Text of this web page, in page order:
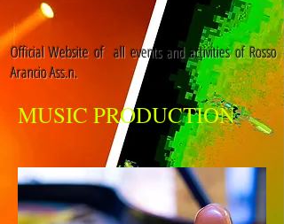
Official Website of all events and activities of Rosso
Arancio Ass.n.
MUSIC PRODUCTION